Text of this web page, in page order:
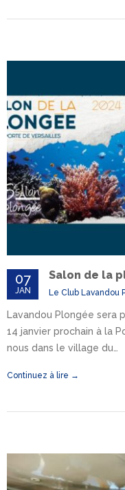
07
JAN
Salon de la
Le Club Lavandou
Lavandou Plongée sera
14 janvier prochain à la
nous dans le village du…
Continuez à lire →